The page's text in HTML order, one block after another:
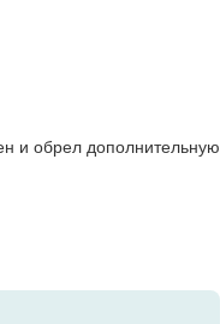
и обрел дополнительную